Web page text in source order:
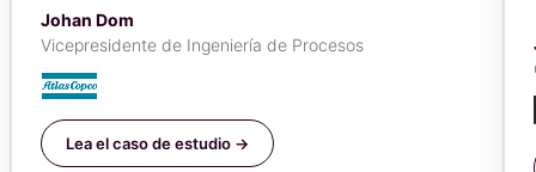
Johan Dom
Vicepresidente de Ingeniería de Procesos
Lea el caso de estudio →